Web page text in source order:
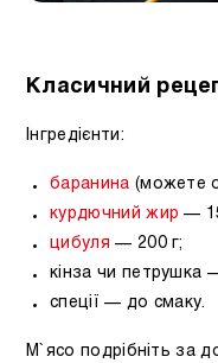
Класичний
Інгредієнти:
баранина (можете
курдючний жир —
цибуля — 200 г;
кінза чи петрушка
спеції — до смаку.
М`ясо подрібніть за